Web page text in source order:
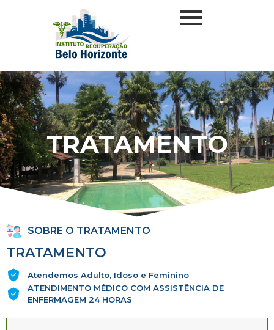
TRATAMENTO
SOBRE O TRATAMENTO
TRATAMENTO
Atendemos Adulto, Idoso e Feminino
ATENDIMENTO MÉDICO COM ASSISTÊNCIA DE
ENFERMAGEM 24 HORAS